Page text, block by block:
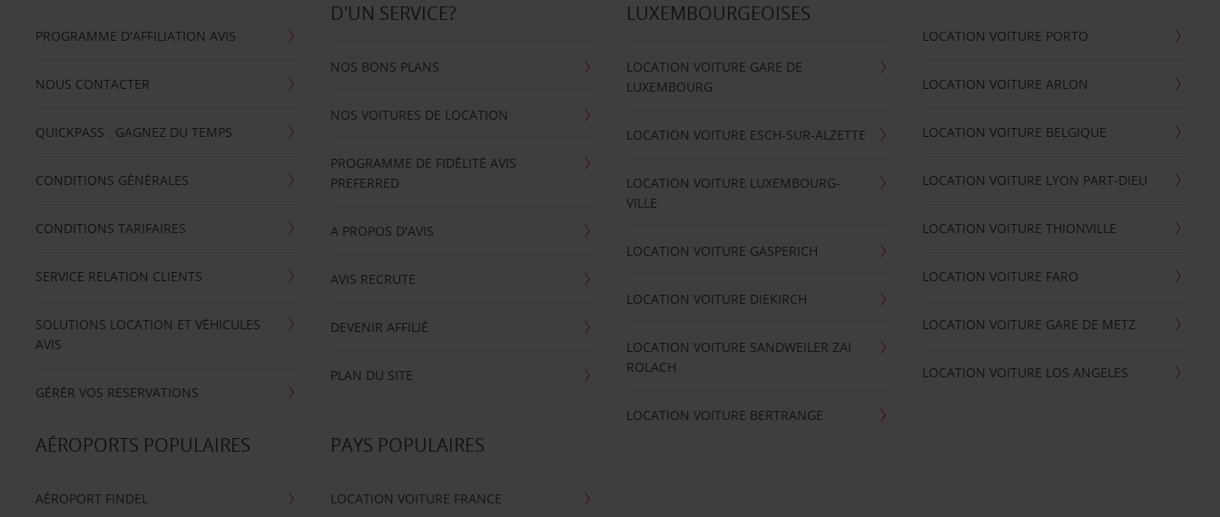
PROGRAMME D'AFFILIATION AVIS
NOUS CONTACTER
QUICKPASS : GAGNEZ DU TEMPS
CONDITIONS GÉNÉRALES
CONDITIONS TARIFAIRES
SERVICE RELATION CLIENTS
SOLUTIONS LOCATION ET VÉHICULES
AVIS
GÉRÉR VOS RESERVATIONS
D'UN SERVICE?
NOS BONS PLANS
NOS VOITURES DE LOCATION
PROGRAMME DE FIDÉLITÉ AVIS
PREFERRED
A PROPOS D'AVIS
AVIS RECRUTE
DEVENIR AFFILIÉ
PLAN DU SITE
LUXEMBOURGEOISES
LOCATION VOITURE GARE DE
LUXEMBOURG
LOCATION VOITURE ESCH-SUR-ALZETTE
LOCATION VOITURE LUXEMBOURG-
VILLE
LOCATION VOITURE GASPERICH
LOCATION VOITURE DIEKIRCH
LOCATION VOITURE SANDWEILER ZAI
ROLACH
LOCATION VOITURE BERTRANGE
LOCATION VOITURE PORTO
LOCATION VOITURE ARLON
LOCATION VOITURE BELGIQUE
LOCATION VOITURE LYON PART-DIEU
LOCATION VOITURE THIONVILLE
LOCATION VOITURE FARO
LOCATION VOITURE GARE DE METZ
LOCATION VOITURE LOS ANGELES
AÉROPORTS POPULAIRES
AÉROPORT FINDEL
PAYS POPULAIRES
LOCATION VOITURE FRANCE